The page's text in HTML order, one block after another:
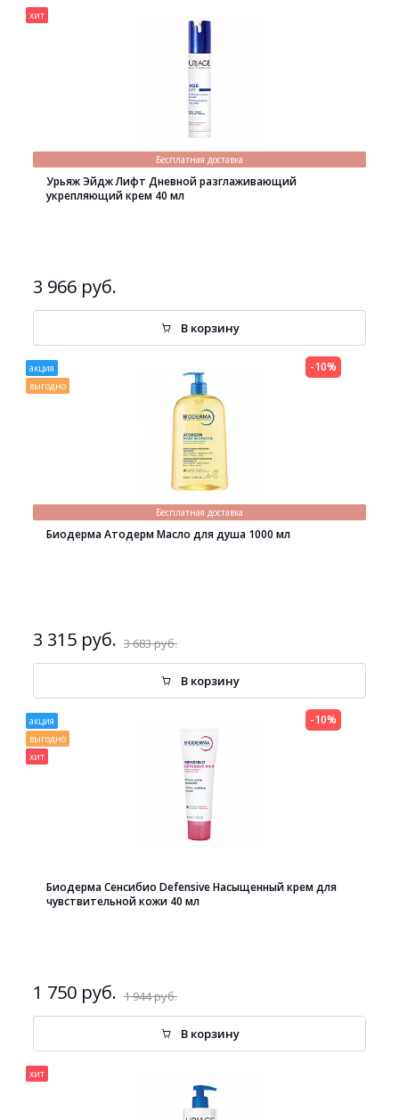
хит
Бесплатная доставка
Урьяж Эйдж Лифт Дневной разглаживающий
укрепляющий крем 40 мл
3 966 руб.
В корзину
акция
выгодно
Бесплатная доставка
Биодерма Атодерм Масло для душа 1000 мл
3 315 руб. 3 683 руб.
-10%
В корзину
акция
выгодно
хит
Биодерма Сенсибио Defensive Насыщенный крем для
чувствительной кожи 40 мл
1 750 руб. 1 944 руб.
-10%
В корзину
хит